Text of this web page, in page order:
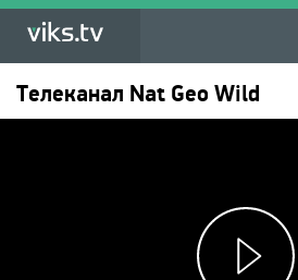
Телеканал Nat Geo Wild